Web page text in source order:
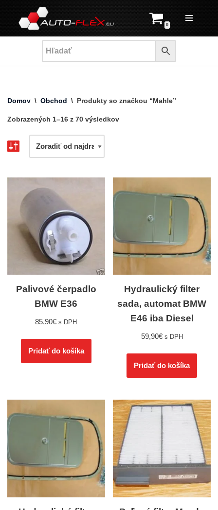
Prejsť
na
0
Domov \ Obchod \ Produkty so značkou “Mahle”
Zobrazených 1–16 z 70 výsledkov
Palivové čerpadlo
BMW E36
85,90€ s DPH
Pridať do košíka
Hydraulický filter
sada, automat BMW
E46 iba Diesel
59,90€ s DPH
Pridať do košíka